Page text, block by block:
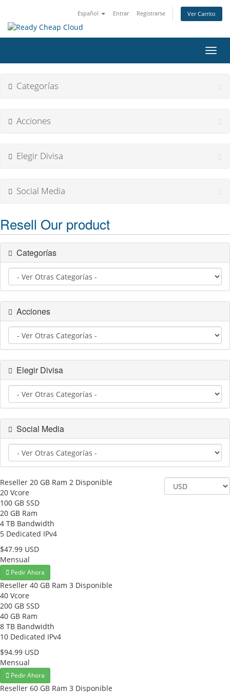
Español Entrar Registrarse Ver Carrito
Categorías
Acciones
Elegir Divisa
Social Media
Resell Our product
Categorías
Acciones
Elegir Divisa
Social Media
Reseller 20 GB Ram 2 Disponible
20 Vcore
100 GB SSD
20 GB Ram
4 TB Bandwidth
5 Dedicated IPv4
$47.99 USD
Mensual
Pedir Ahora
Reseller 40 GB Ram 3 Disponible
40 Vcore
200 GB SSD
40 GB Ram
8 TB Bandwidth
10 Dedicated IPv4
$94.99 USD
Mensual
Pedir Ahora
Reseller 60 GB Ram 3 Disponible